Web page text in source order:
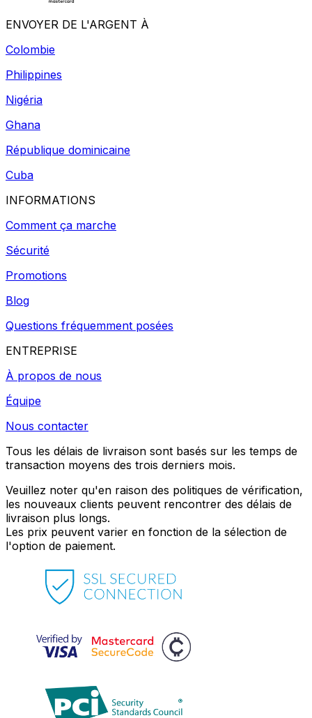
ENVOYER DE L'ARGENT À
Colombie
Philippines
Nigéria
Ghana
République dominicaine
Cuba
INFORMATIONS
Comment ça marche
Sécurité
Promotions
Blog
Questions fréquemment posées
ENTREPRISE
À propos de nous
Équipe
Nous contacter
Tous les délais de livraison sont basés sur les temps de
transaction moyens des trois derniers mois.
Veuillez noter qu'en raison des politiques de vérification,
les nouveaux clients peuvent rencontrer des délais de
livraison plus longs.
Les prix peuvent varier en fonction de la sélection de
l'option de paiement.